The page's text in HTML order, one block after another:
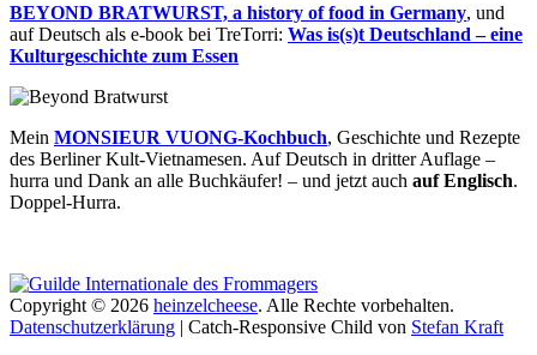
BEYOND BRATWURST, a history of food in Germany, und
auf Deutsch als e-book bei TreTorri: Was is(s)t Deutschland – eine
Kulturgeschichte zum Essen
Mein MONSIEUR VUONG-Kochbuch, Geschichte und Rezepte
des Berliner Kult-Vietnamesen. Auf Deutsch in dritter Auflage –
hurra und Dank an alle Buchkäufer! – und jetzt auch auf Englisch.
Doppel-Hurra.
Copyright © 2026 heinzelcheese. Alle Rechte vorbehalten.
Datenschutzerklärung | Catch-Responsive Child von Stefan Kraft